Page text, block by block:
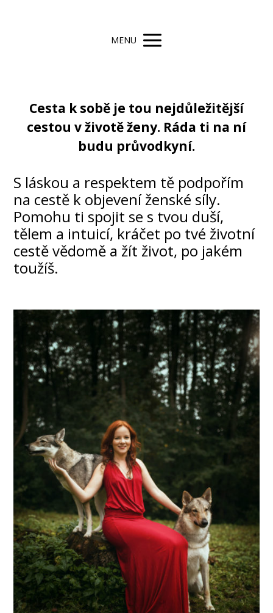
MENU
Cesta k sobě je tou nejdůležitější
cestou v životě ženy. Ráda ti na ní
budu průvodkyní.
S láskou a respektem tě podpořím
na cestě k objevení ženské síly.
Pomohu ti spojit se s tvou duší,
tělem a intuicí, kráčet po tvé životní
cestě vědomě a žít život, po jakém
toužíš.